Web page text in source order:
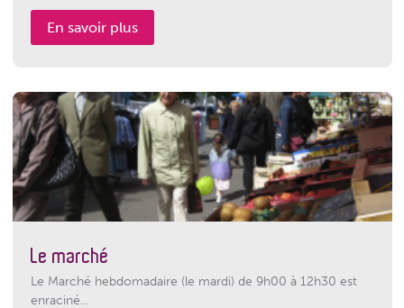
En savoir plus
Le marché
Le Marché hebdomadaire (le mardi) de 9h00 à 12h30 est
enraciné...